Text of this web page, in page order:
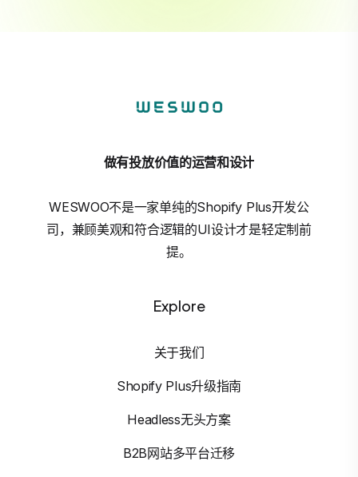
做有投放价值的运营和设计
WESWOO不是一家单纯的Shopify Plus开发公
司，兼顾美观和符合逻辑的UI设计才是轻定制前
提。
Explore
关于我们
Shopify Plus升级指南
Headless无头方案
B2B网站多平台迁移